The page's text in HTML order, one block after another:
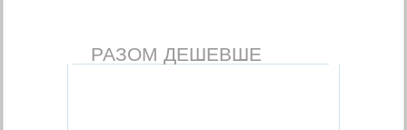
РАЗОМ ДЕШЕВШЕ